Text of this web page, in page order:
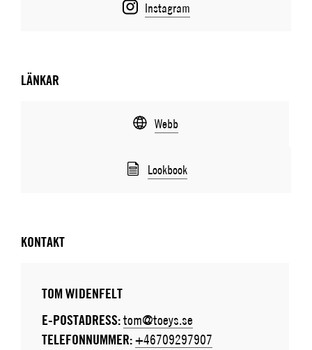
Instagram
LÄNKAR
Webb
Lookbook
KONTAKT
TOM WIDENFELT
E-POSTADRESS:tom@toeys.se
TELEFONNUMMER:+46709297907